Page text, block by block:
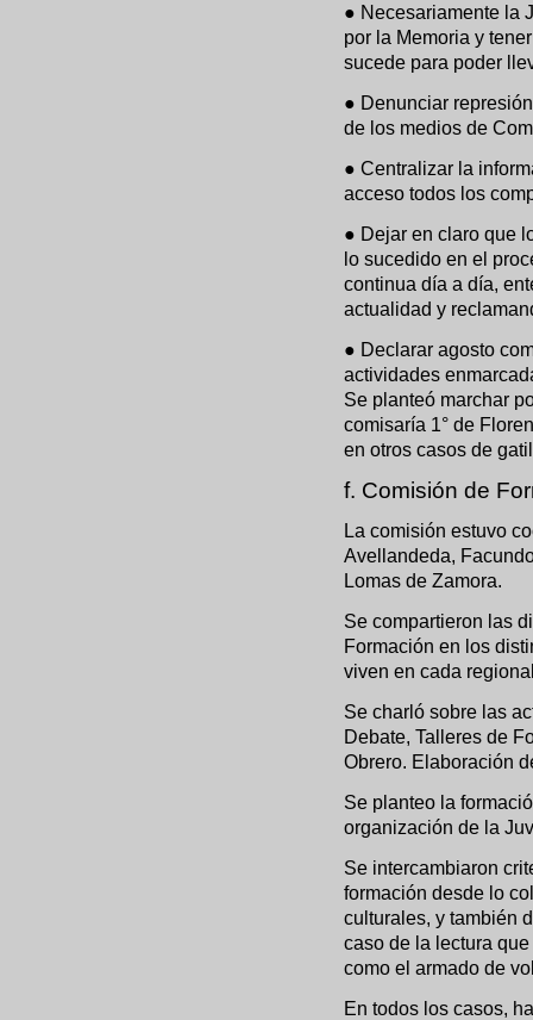
● Necesariamente la
por la Memoria y
sucede para poder
● Denunciar
de los medios de
● Centralizar la
acceso todos los
● Dejar en claro que
lo sucedido en el
continua día a día,
actualidad y
● Declarar agosto
actividades
Se planteó marchar
comisaría 1° de
en otros casos de
f. Comisión de
La comisión estuvo
Avellandeda,
Lomas de Zamora.
Se compartieron las
Formación en los
viven en cada
Se charló sobre las
Debate, Talleres de
Obrero. Elaboración
Se planteo la
organización de la
Se intercambiaron
formación desde lo
culturales, y también
caso de la lectura
como el armado de
En todos los casos,